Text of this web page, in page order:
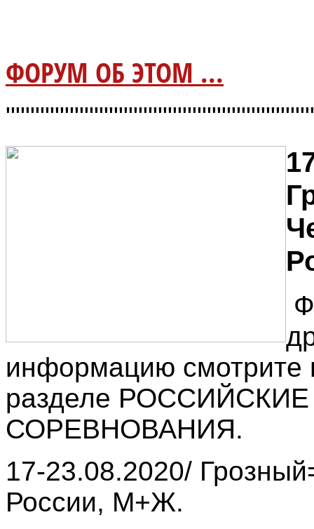
ФОРУМ ОБ ЭТОМ ...
информацию смотрите
разделе РОССИЙСКИЕ
СОРЕВНОВАНИЯ.
17-23.08.2020/
России, М+Ж.